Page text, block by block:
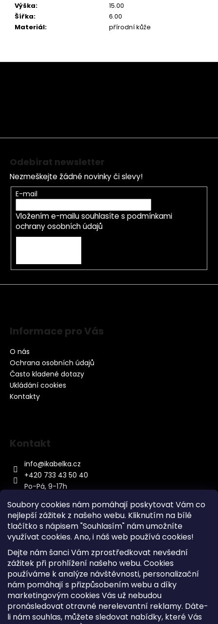
Soubory cookies nám pomáhají poskytovat Vám co
nejlepší zážitek z našeho webu. Kliknutím na bílé
tlačítko s nápisem "Souhlasím" nám umožníte
využívat cookies. Ano, i náš web používá cookies!
Dejte nám šanci Vám zprostředkovat nevšední
zážitek při prohlížení našeho webu. Cookies
používáme k analýze návštěvnosti, personalizační
nám pomáhají s přizpůsobením webu a díky
marketingovým cookies Vás už nebudou
pronásledovat otravné nerelevantní reklamy. Dáte-
li nám souhlas, můžete sledovat nabídky, které Vás
Výška:
15.00
Šířka:
6.00
Materiál: přírodní kůže
Z
Odebírat newsletter
Nezmeškejte žádné novinky či slevy!
E-mail
Vložením e-mailu souhlasíte s podmínkami
ochrany osobních údajů
Informace pro Vás
O nás
Ochrana osobních údajů
Často kladené dotazy
Ukládání cookies
Kontakty
Kontakt
info@ikabelka.cz
+420 733 43 50 40
Po-Pá, 9-17h
Kontakt
Sitemap
Doprava a Platba
Reklamace Zboží
Obchodní podmínky